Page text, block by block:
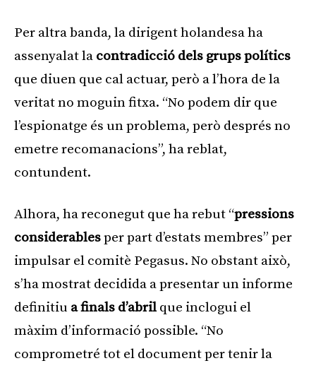
Per altra banda, la dirigent holandesa ha
assenyalat la contradicció dels grups polítics
que diuen que cal actuar, però a l’hora de la
veritat no moguin fitxa. “No podem dir que
l’espionatge és un problema, però després no
emetre recomanacions”, ha reblat,
contundent.
Alhora, ha reconegut que ha rebut “pressions
considerablesper part d’estats membres” per
impulsar el comitè Pegasus. No obstant això,
s’ha mostrat decidida a presentar un informe
definitiu a finals d’abrilque inclogui el
màxim d’informació possible. “No
comprometré tot el document per tenir la